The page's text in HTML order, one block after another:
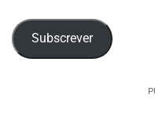
Subscrever